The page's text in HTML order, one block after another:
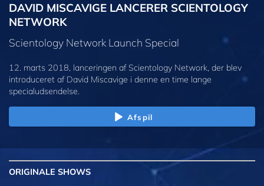
DAVID MISCAVIGE LANCERER SCIENTOLOGY
NETWORK
Scientology Network Launch Special
12. marts 2018, lanceringen af Scientology Network, der blev
introduceret af David Miscavige i denne en time lange
specialudsendelse.
Afspil
ORIGINALE SHOWS